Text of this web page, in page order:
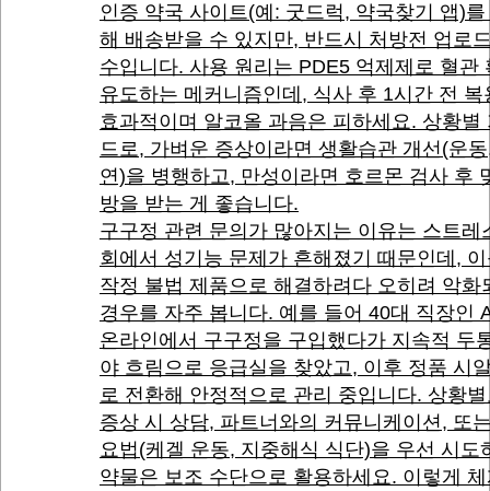
인증 약국 사이트(예: 굿드럭, 약국찾기 앱)
해 배송받을 수 있지만, 반드시 처방전 업로
수입니다. 사용 원리는 PDE5 억제제로 혈관
유도하는 메커니즘인데, 식사 후 1시간 전 복
효과적이며 알코올 과음은 피하세요. 상황별
드로, 가벼운 증상이라면 생활습관 개선(운
연)을 병행하고, 만성이라면 호르몬 검사 후
방을 받는 게 좋습니다.
구구정 관련 문의가 많아지는 이유는 스트레
회에서 성기능 문제가 흔해졌기 때문인데,
작정 불법 제품으로 해결하려다 오히려 악화
경우를 자주 봅니다. 예를 들어 40대 직장인
온라인에서 구구정을 구입했다가 지속적 두
야 흐림으로 응급실을 찾았고, 이후 정품 시
로 전환해 안정적으로 관리 중입니다. 상황
증상 시 상담, 파트너와의 커뮤니케이션, 또
요법(케겔 운동, 지중해식 식단)을 우선 시도
약물은 보조 수단으로 활용하세요. 이렇게